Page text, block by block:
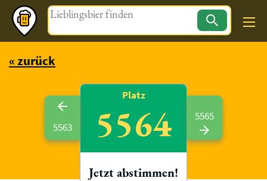
Magazin
« zurück
5563
Platz
5564
Jetzt abstimmen!
5565